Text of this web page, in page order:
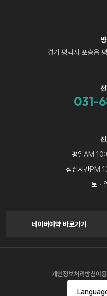
경기 평택시 포승읍
031-
평일AM
점심시간PM
토 ·
네이버예약 바로가기
개인정보처리방침이